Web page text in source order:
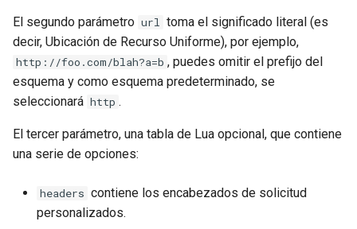
ipset-access
jpeg
js-challenge
json-var
El segundo parámetro url toma el significado literal (es
decir, Ubicación de Recurso Uniforme), por ejemplo,
http://foo.com/blah?a=b , puedes omitir el prefijo del
esquema y como esquema predeterminado, se
seleccionará http .
El tercer parámetro, una tabla de Lua opcional, que contiene
una serie de opciones:
headers contiene los encabezados de solicitud
personalizados.